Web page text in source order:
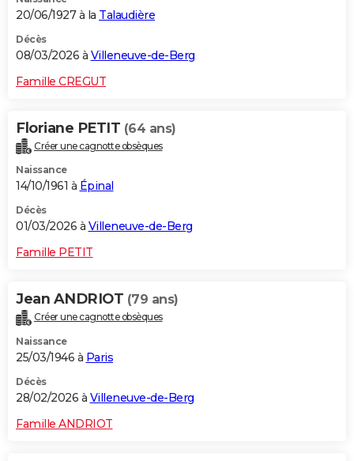
20/06/1927 à la Talaudière
Décès
08/03/2026 à Villeneuve-de-Berg
Famille CREGUT
Floriane PETIT (64 ans)
Créer une cagnotte obsèques
Naissance
14/10/1961 à Épinal
Décès
01/03/2026 à Villeneuve-de-Berg
Famille PETIT
Jean ANDRIOT (79 ans)
Créer une cagnotte obsèques
Naissance
25/03/1946 à Paris
Décès
28/02/2026 à Villeneuve-de-Berg
Famille ANDRIOT